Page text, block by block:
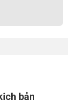
bản